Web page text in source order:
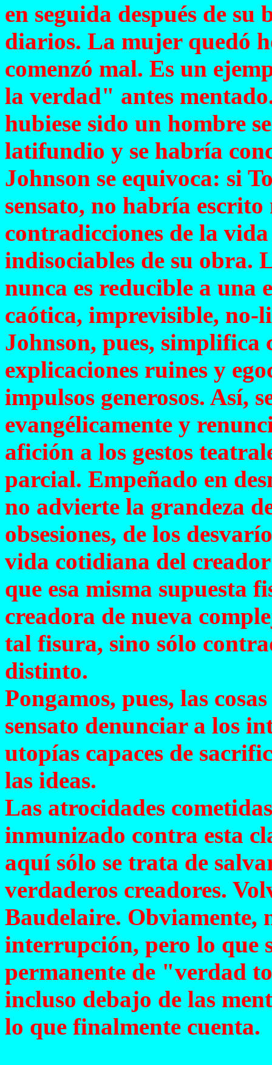
en seguida después de su
diarios. La mujer quedó
comenzó mal. Es un
la verdad" antes
hubiese sido un hombre
latifundio y se habría
Johnson se equivoca: si
sensato, no habría
contradicciones de la
indisociables de su obra.
nunca es reducible a una
caótica, imprevisible, no-
Johnson, pues, simplifica
explicaciones ruines y
impulsos generosos. Así,
evangélicamente y
afición a los gestos
parcial. Empeñado en
no advierte la grandeza
obsesiones, de los
vida cotidiana del
que esa misma supuesta
creadora de nueva
tal fisura, sino sólo
distinto.
Pongamos, pues, las
sensato denunciar a los
utopías capaces de
las ideas.
Las atrocidades
inmunizado contra esta
aquí sólo se trata de
verdaderos creadores.
Baudelaire. Obviamente,
interrupción, pero lo que
permanente de "verdad
incluso debajo de las
lo que finalmente cuenta.